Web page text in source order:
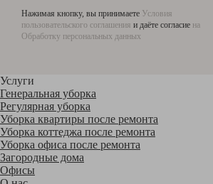
Нажимая кнопку, вы принимаете Условия
пользовательского соглашения и даёте согласие на
Обработку персональных данных
Услуги
Генеральная уборка
Регулярная уборка
Уборка квартиры после ремонта
Уборка коттеджа после ремонта
Уборка офиса после ремонта
Загородные дома
Офисы